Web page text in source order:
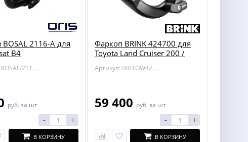
2116-A для
B4
Артикул: BOSAL/2116-A
руб. за шт
- +
В КОРЗИНУ
Фаркоп BRINK 424700 для
Toyota Land Cruiser 200 /
Артикул: BR/TOW424700
59 400 руб. за шт
- +
В КОРЗИНУ